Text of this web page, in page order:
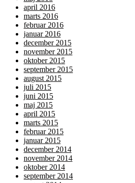
april 2016
marts 2016
februar 2016
januar 2016
december 2015
november 2015
oktober 2015
september 2015
august 2015
juli 2015
juni 2015
maj 2015
april 2015
marts 2015
februar 2015
januar 2015
december 2014
november 2014
oktober 2014
september 2014